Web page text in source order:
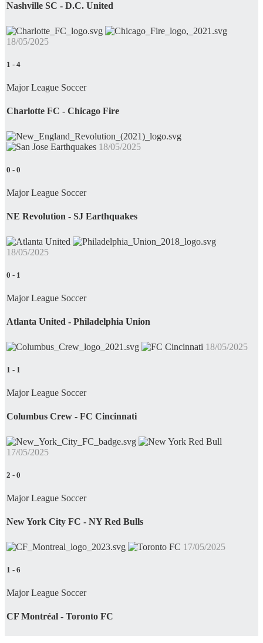
Nashville SC - D.C. United
18/05/2025
1 - 4
Major League Soccer
Charlotte FC - Chicago Fire
18/05/2025
0 - 0
Major League Soccer
NE Revolution - SJ Earthquakes
18/05/2025
0 - 1
Major League Soccer
Atlanta United - Philadelphia Union
18/05/2025
1 - 1
Major League Soccer
Columbus Crew - FC Cincinnati
17/05/2025
2 - 0
Major League Soccer
New York City FC - NY Red Bulls
17/05/2025
1 - 6
Major League Soccer
CF Montréal - Toronto FC